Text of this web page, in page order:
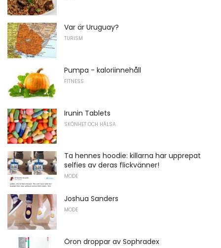
Var är Uruguay?
TURISM
Pumpa - kaloriinnehåll
FITNESS
Irunin Tablets
SKÖNHET OCH HÄLSA
Ta hennes hoodie: killarna har upprepat
selfies av deras flickvänner!
MODE
Joshua Sanders
MODE
Öron droppar av Sophradex